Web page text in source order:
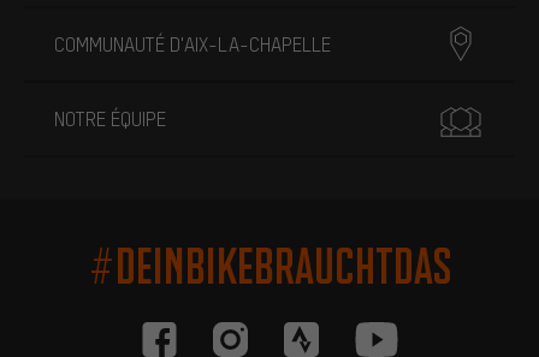
COMMUNAUTÉ D'AIX-LA-CHAPELLE
NOTRE ÉQUIPE
#DEINBIKEBRAUCHTDAS